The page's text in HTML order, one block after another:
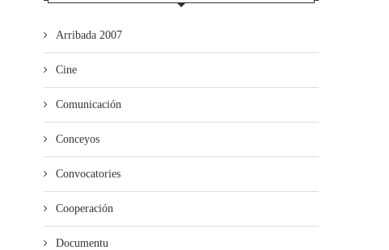
Arribada 2007
Cine
Comunicación
Conceyos
Convocatories
Cooperación
Documentu